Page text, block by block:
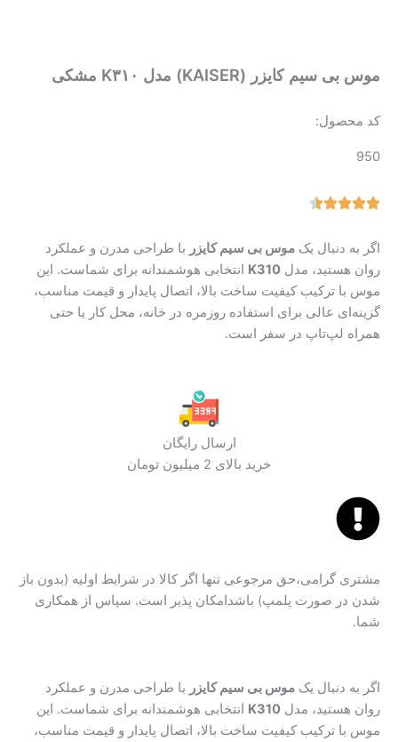
موس بی سیم کایزر (KAISER) مدل K۳۱۰ مشکی
کد محصول:
950
اگر به دنبال یک موس بی سیم کایزر با طراحی مدرن و عملکرد
روان هستید، مدل K310 انتخابی هوشمندانه برای شماست. این
موس با ترکیب کیفیت ساخت بالا، اتصال پایدار و قیمت مناسب،
گزینه‌ای عالی برای استفاده روزمره در خانه، محل کار یا حتی
همراه لپ‌تاپ در سفر است.
ارسال رایگان
خرید بالای 2 میلیون تومان
مشتری گرامی،حق مرجوعی تنها اگر کالا در شرایط اولیه (بدون باز
شدن در صورت پلمپ) باشدامکان پذیر است. سپاس از همکاری
شما.
اگر به دنبال یک موس بی سیم کایزر با طراحی مدرن و عملکرد
روان هستید، مدل K310 انتخابی هوشمندانه برای شماست. این
موس با ترکیب کیفیت ساخت بالا، اتصال پایدار و قیمت مناسب،